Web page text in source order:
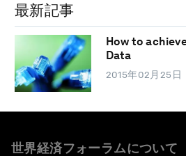
最新記事
How to
Data
2015年02月25日
世界経済フォーラムについて